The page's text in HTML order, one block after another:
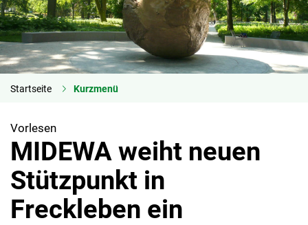
Startseite Kurzmenü
Vorlesen
MIDEWA weiht neuen
Stützpunkt in
Freckleben ein